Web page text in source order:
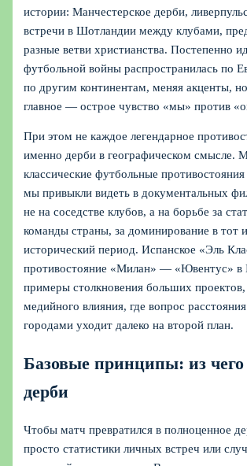
истории: Манчестерское дерби,
встречи в Шотландии между клубами,
разные ветви христианства. Постепенно
футбольной войны распространилась по
по другим континентам, меняя акценты,
главное — острое чувство «мы» против
При этом не каждое легендарное
именно дерби в географическом смысле.
классические футбольные
мы привыкли видеть в документальных
не на соседстве клубов, а на борьбе за
команды страны, за доминирование в тот
исторический период. Испанское «Эль
противостояние «Милан» — «Ювентус» в
примеры столкновения больших проектов,
медийного влияния, где вопрос
городами уходит далеко на второй план.
Базовые принципы: из чего
дерби
Чтобы матч превратился в полноценное
просто статистики личных встреч или